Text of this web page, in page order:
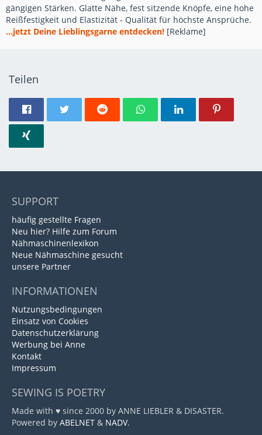
gängigen Stärken. Glatte Nähe, fest sitzende Knöpfe, eine hohe
Reißfestigkeit und Elastizität - Qualität für höchste Ansprüche.
...jetzt Deine Lieblingsgarne entdecken! [Reklame]
Teilen
SUPPORT
häufig gestellte Fragen
Neu hier? Hilfe zum Forum
Nähmaschinenlexikon
Neue Nähmaschine gesucht
unsere Partner
INFORMATIONEN
Nutzungsbedingungen
Einsatz von Cookies
Datenschutzerklärung
Werbung bei Anne
Kontakt
Impressum
SEWING IS POETRY
Made with ♥ since 2000 by ANNE LIEBLER & DISASTER.
Powered by ABELNET & NADV.